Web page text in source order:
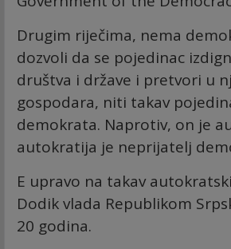
Drugim riječima, nema
dozvoli da se pojedinac
društva i države i pretvori u
gospodara, niti takav
demokrata. Naprotiv, on je
autokratija je neprijatelj
E upravo na takav
Dodik vlada Republikom
20 godina.